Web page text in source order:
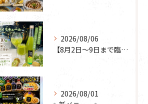
2026/08/06
【8月2日〜9日まで臨時休業】
2026/08/01